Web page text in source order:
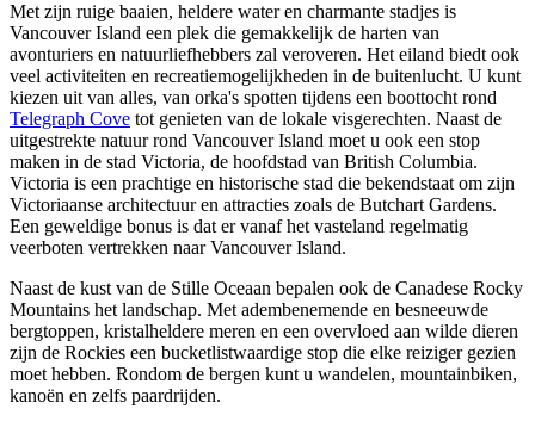
Met zijn ruige baaien, heldere water en charmante stadjes is
Vancouver Island een plek die gemakkelijk de harten van
avonturiers en natuurliefhebbers zal veroveren. Het eiland biedt ook
veel activiteiten en recreatiemogelijkheden in de buitenlucht. U kunt
kiezen uit van alles, van orka's spotten tijdens een boottocht rond
Telegraph Cove tot genieten van de lokale visgerechten. Naast de
uitgestrekte natuur rond Vancouver Island moet u ook een stop
maken in de stad Victoria, de hoofdstad van British Columbia.
Victoria is een prachtige en historische stad die bekendstaat om zijn
Victoriaanse architectuur en attracties zoals de Butchart Gardens.
Een geweldige bonus is dat er vanaf het vasteland regelmatig
veerboten vertrekken naar Vancouver Island.
Naast de kust van de Stille Oceaan bepalen ook de Canadese Rocky
Mountains het landschap. Met adembenemende en besneeuwde
bergtoppen, kristalheldere meren en een overvloed aan wilde dieren
zijn de Rockies een bucketlistwaardige stop die elke reiziger gezien
moet hebben. Rondom de bergen kunt u wandelen, mountainbiken,
kanoën en zelfs paardrijden.